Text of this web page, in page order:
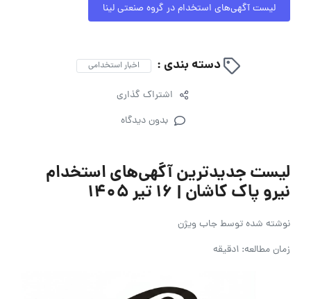
لیست آگهی‌های استخدام در گروه صنعتی لینا
دسته بندی : اخبار استخدامی
اشتراک گذاری
بدون دیدگاه
لیست جدیدترین آگهی‌های استخدام
نیرو پاک کاشان | ۱۶ تیر ۱۴۰۵
نوشته شده توسطجاب ویژن
زمان مطالعه: 1دقیقه